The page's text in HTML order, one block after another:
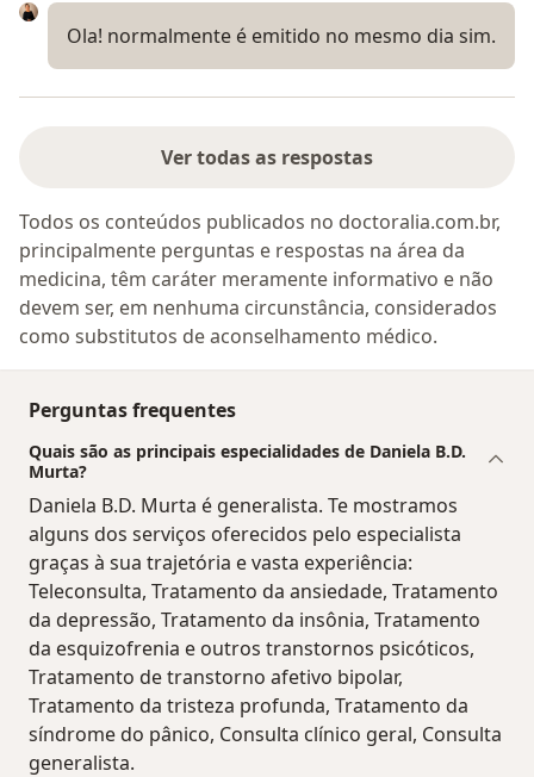
Ola! normalmente é emitido no mesmo dia sim.
Ver todas as respostas
Todos os conteúdos publicados no doctoralia.com.br,
principalmente perguntas e respostas na área da
medicina, têm caráter meramente informativo e não
devem ser, em nenhuma circunstância, considerados
como substitutos de aconselhamento médico.
Perguntas frequentes
Quais são as principais especialidades de Daniela B.D.
Murta?
Daniela B.D. Murta é generalista. Te mostramos
alguns dos serviços oferecidos pelo especialista
graças à sua trajetória e vasta experiência:
Teleconsulta, Tratamento da ansiedade, Tratamento
da depressão, Tratamento da insônia, Tratamento
da esquizofrenia e outros transtornos psicóticos,
Tratamento de transtorno afetivo bipolar,
Tratamento da tristeza profunda, Tratamento da
síndrome do pânico, Consulta clínico geral, Consulta
generalista.